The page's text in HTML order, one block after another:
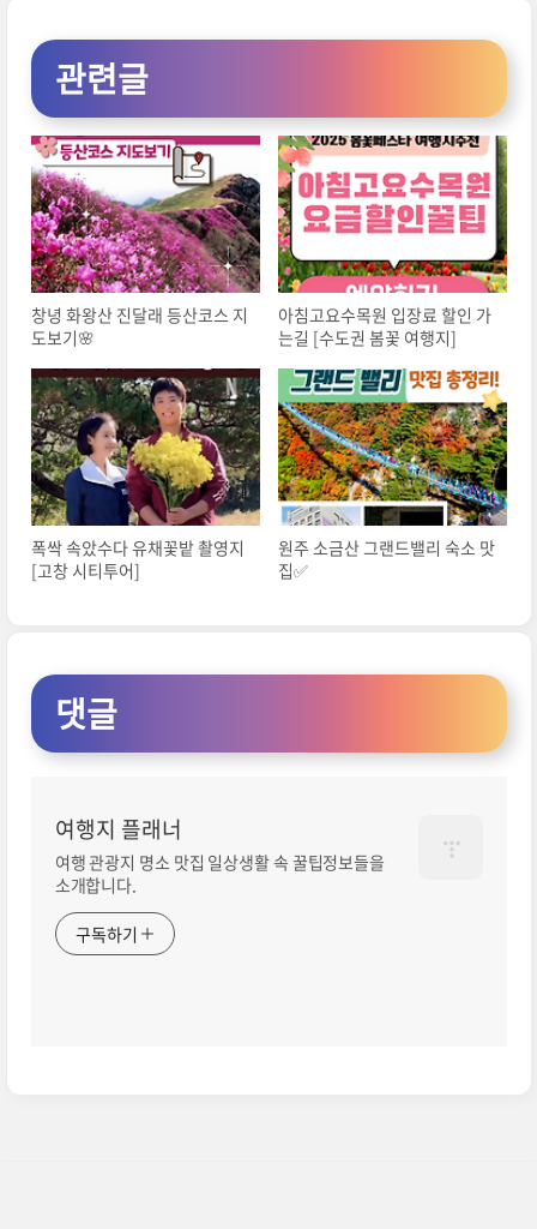
관련글
창녕 화왕산 진달래 등산코스 지
도보기🌸
아침고요수목원 입장료 할인 가
는길 [수도권 봄꽃 여행지]
폭싹 속았수다 유채꽃밭 촬영지
[고창 시티투어]
원주 소금산 그랜드밸리 숙소 맛
집✅
댓글
여행지 플래너
여행 관광지 명소 맛집 일상생활 속 꿀팁정보들을
소개합니다.
구독하기